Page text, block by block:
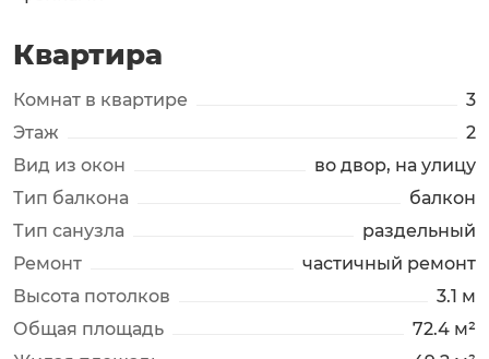
Квартира
Комнат в квартире
3
Этаж
2
Вид из окон
во двор, на улицу
Тип балкона
балкон
Тип санузла
раздельный
Ремонт
частичный ремонт
Высота потолков
3.1 м
Общая площадь
72.4 м²